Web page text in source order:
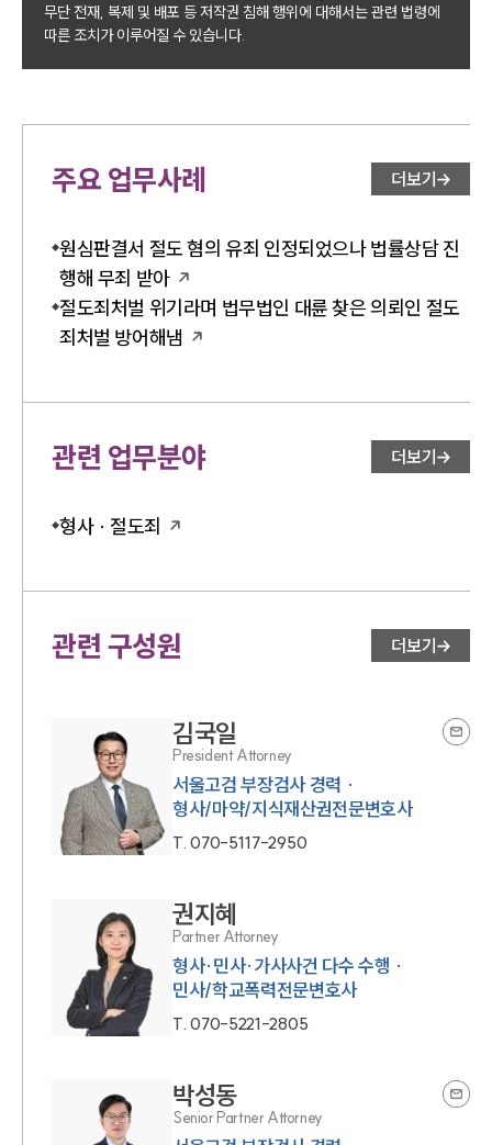
무단 전재, 복제 및 배포 등 저작권 침해 행위에 대해서는 관련 법령에
따른 조치가 이루어질 수 있습니다.
주요 업무사례 더보기
원심판결서 절도 혐의 유죄 인정되었으나 법률상담 진
행해 무죄 받아
절도죄처벌 위기라며 법무법인 대륜 찾은 의뢰인 절도
죄처벌 방어해냄
관련 업무분야 더보기
형사 · 절도죄
관련 구성원 더보기
김국일
President Attorney
서울고검 부장검사 경력 ·
형사/마약/지식재산권전문변호사
T.070-5117-2950
권지혜
Partner Attorney
형사·민사·가사사건 다수 수행 ·
민사/학교폭력전문변호사
T.070-5221-2805
박성동
Senior Partner Attorney